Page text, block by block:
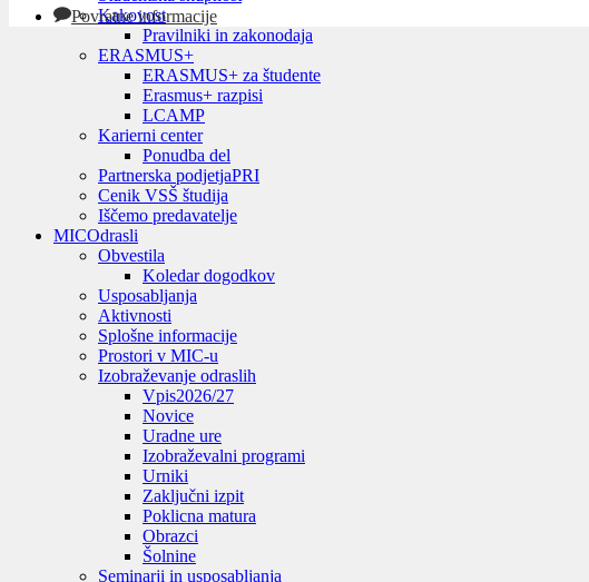
Kakovost
Pravilniki in zakonodaja
ERASMUS+
ERASMUS+ za študente
Erasmus+ razpisi
LCAMP
Karierni center
Ponudba del
Partnerska podjetjaPRI
Cenik VSŠ študija
Iščemo predavatelje
MICOdrasli
Obvestila
Koledar dogodkov
Usposabljanja
Aktivnosti
Splošne informacije
Prostori v MIC-u
Izobraževanje odraslih
Vpis2026/27
Novice
Uradne ure
Izobraževalni programi
Urniki
Zaključni izpit
Poklicna matura
Obrazci
Šolnine
Seminarji in usposabljanja
Povratne informacije